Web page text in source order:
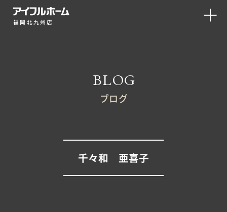
福岡北九州店
BLOG
ブログ
千々和 亜喜子